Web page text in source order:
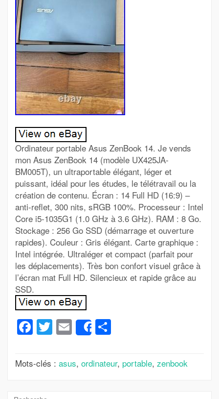
Ordinateur portable Asus ZenBook 14. Je vends
mon Asus ZenBook 14 (modèle UX425JA-
BM005T), un ultraportable élégant, léger et
puissant, idéal pour les études, le télétravail ou la
création de contenu. Écran : 14 Full HD (16:9) –
anti-reflet, 300 nits, sRGB 100%. Processeur : Intel
Core i5-1035G1 (1.0 GHz à 3.6 GHz). RAM : 8 Go.
Stockage : 256 Go SSD (démarrage et ouverture
rapides). Couleur : Gris élégant. Carte graphique :
Intel intégrée. Ultraléger et compact (parfait pour
les déplacements). Très bon confort visuel grâce à
l’écran mat Full HD. Silencieux et rapide grâce au
SSD.
Facebook
Twitter
Email
Share
Mots-clés : asus, ordinateur, portable, zenbook